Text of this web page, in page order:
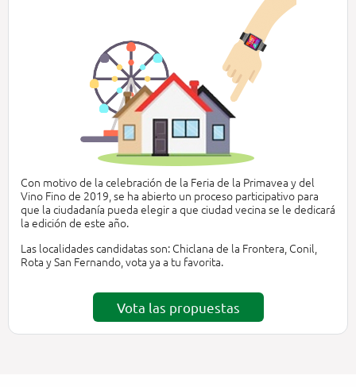
Con motivo de la celebración de la Feria de la Primavea y del
Vino Fino de 2019, se ha abierto un proceso participativo para
que la ciudadanía pueda elegir a que ciudad vecina se le dedicará
la edición de este año.
Las localidades candidatas son: Chiclana de la Frontera, Conil,
Rota y San Fernando, vota ya a tu favorita.
Vota las propuestas